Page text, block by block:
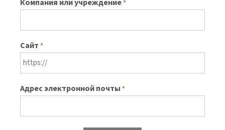
Компания или учреждение*
Сайт *
Адрес электронной почты *